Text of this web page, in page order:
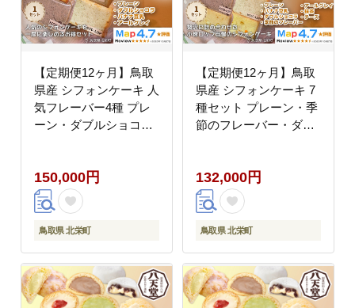
【定期便12ヶ月】鳥取
県産 シフォンケーキ 人
気フレーバー4種 プレ
ーン・ダブルショコ
150,000円
鳥取県 北栄町
【定期便12ヶ月】鳥取
県産 シフォンケーキ 7
種セット プレーン・季
節のフレーバー・ダブ
茶・チーズ 1セット 12
回
132,000円
鳥取県 北栄町